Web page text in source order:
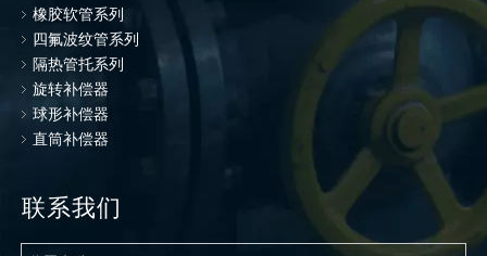
橡胶软管系列
四氟波纹管系列
隔热管托系列
旋转补偿器
球形补偿器
直筒补偿器
联系我们